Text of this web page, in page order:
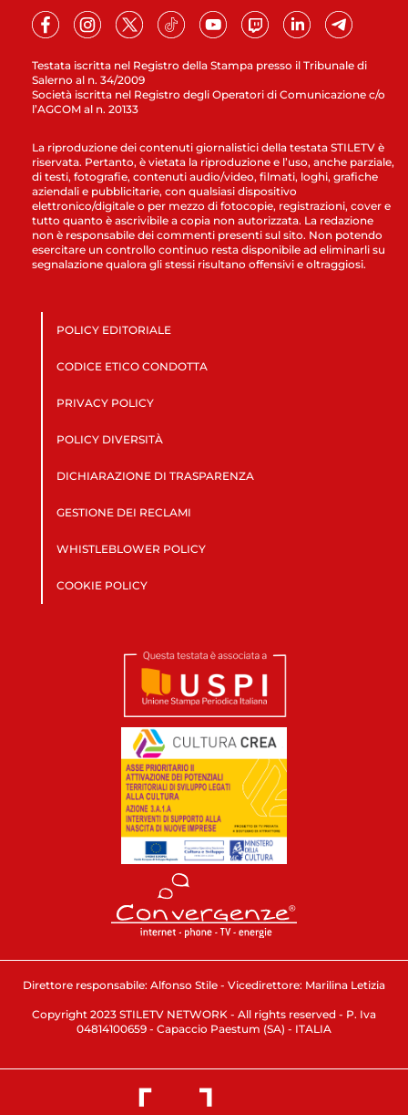
Testata iscritta nel Registro della Stampa presso il Tribunale di
Salerno al n. 34/2009
Società iscritta nel Registro degli Operatori di Comunicazione c/o
l’AGCOM al n. 20133
La riproduzione dei contenuti giornalistici della testata STILETV è
riservata. Pertanto, è vietata la riproduzione e l’uso, anche parziale,
di testi, fotografie, contenuti audio/video, filmati, loghi, grafiche
aziendali e pubblicitarie, con qualsiasi dispositivo
elettronico/digitale o per mezzo di fotocopie, registrazioni, cover e
tutto quanto è ascrivibile a copia non autorizzata. La redazione
non è responsabile dei commenti presenti sul sito. Non potendo
esercitare un controllo continuo resta disponibile ad eliminarli su
segnalazione qualora gli stessi risultano offensivi e oltraggiosi.
POLICY EDITORIALE
CODICE ETICO CONDOTTA
PRIVACY POLICY
POLICY DIVERSITÀ
DICHIARAZIONE DI TRASPARENZA
GESTIONE DEI RECLAMI
WHISTLEBLOWER POLICY
COOKIE POLICY
Direttore responsabile: Alfonso Stile - Vicedirettore: Marilina Letizia
Copyright 2023 STILETV NETWORK - All rights reserved - P. Iva
04814100659 - Capaccio Paestum (SA) - ITALIA